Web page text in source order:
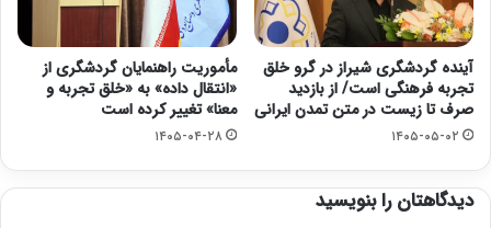
آینده گردشگری شیراز در گرو خلق
تجربه فرهنگی است/ از بازدید
صرف تا زیست در متن تمدن ایرانی
۱۴۰۵-۰۵-۰۲
مأموریت راهنمایان گردشگری از
«انتقال داده» به «خلق تجربه و
معنا» تغییر کرده است
۱۴۰۵-۰۴-۲۸
دیدگاهتان را بنویسید